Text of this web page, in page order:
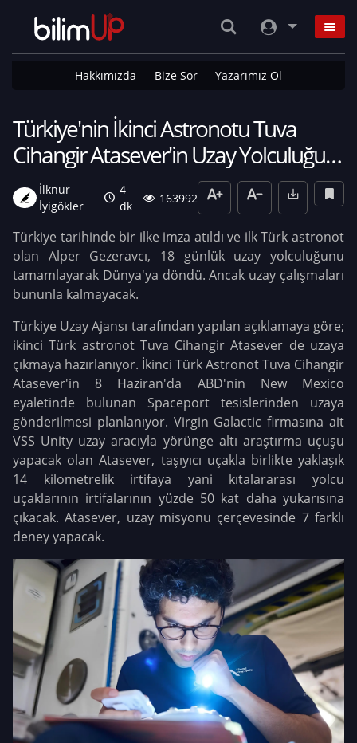
Hakkımızda Bize Sor Yazarımız Ol
Türkiye'nin İkinci Astronotu Tuva
Cihangir Atasever'in Uzay Yolculuğu 8
Haziran'da Gerçekleşecek!
İlknur
İyigökler
4
dk
163992
Türkiye tarihinde bir ilke imza atıldı ve ilk Türk astronot
olan Alper Gezeravcı, 18 günlük uzay yolculuğunu
tamamlayarak Dünya'ya döndü. Ancak uzay çalışmaları
bununla kalmayacak.
Türkiye Uzay Ajansı tarafından yapılan açıklamaya göre;
ikinci Türk astronot Tuva Cihangir Atasever de uzaya
çıkmaya hazırlanıyor. İkinci Türk Astronot Tuva Cihangir
Atasever'in 8 Haziran'da ABD'nin New Mexico
eyaletinde bulunan Spaceport tesislerinden uzaya
gönderilmesi planlanıyor. Virgin Galactic firmasına ait
VSS Unity uzay aracıyla yörünge altı araştırma uçuşu
yapacak olan Atasever, taşıyıcı uçakla birlikte yaklaşık
14 kilometrelik irtifaya yani kıtalararası yolcu
uçaklarının irtifalarının yüzde 50 kat daha yukarısına
çıkacak. Atasever, uzay misyonu çerçevesinde 7 farklı
deney yapacak.